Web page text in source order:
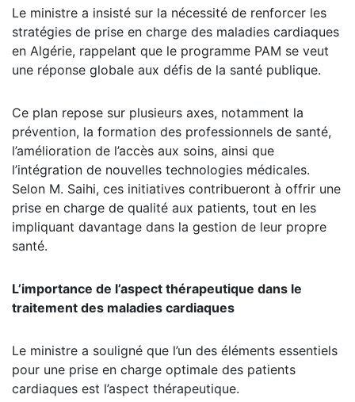
Le ministre a insisté sur la nécessité de renforcer les
stratégies de prise en charge des maladies cardiaques
en Algérie, rappelant que le programme PAM se veut
une réponse globale aux défis de la santé publique.
Ce plan repose sur plusieurs axes, notamment la
prévention, la formation des professionnels de santé,
l’amélioration de l’accès aux soins, ainsi que
l’intégration de nouvelles technologies médicales.
Selon M. Saihi, ces initiatives contribueront à offrir une
prise en charge de qualité aux patients, tout en les
impliquant davantage dans la gestion de leur propre
santé.
L’importance de l’aspect thérapeutique dans le
traitement des maladies cardiaques
Le ministre a souligné que l’un des éléments essentiels
pour une prise en charge optimale des patients
cardiaques est l’aspect thérapeutique.